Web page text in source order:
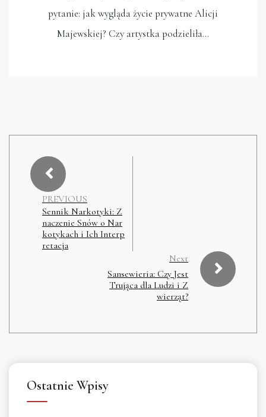
pytanie: jak wygląda życie prywatne Alicji
Majewskiej? Czy artystka podzieliła…
PREVIOUS
Sennik Narkotyki: Z
naczenie Snów o Nar
kotykach i Ich Interp
retacja
Next
Sansewieria: Czy Jest
Trująca dla Ludzi i Z
wierząt?
Ostatnie Wpisy